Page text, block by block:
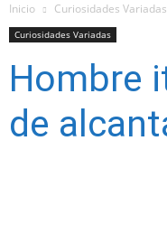
Inicio Curiosidades Variadas
Curiosidades Variadas
Hombre
de